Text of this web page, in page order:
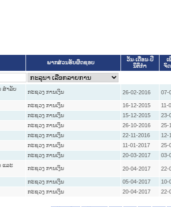
ພາກສ່ວນຮັບຜິດຊອບ
ວັນ-ເດືອນ-ປີ
ນິຕິກໍາ
ເ
ຈົ
ສຳລັບ
ກະຊວງ ການເງິນ 26-02-2016 07-
ກະຊວງ ການເງິນ 16-12-2015 11-
ກະຊວງ ການເງິນ 15-12-2015 23-
ກະຊວງ ການເງິນ 26-10-2016 25-
ກະຊວງ ການເງິນ 22-11-2016 12-
ກະຊວງ ການເງິນ 11-01-2017 25-
ກະຊວງ ການເງິນ 20-03-2017 03-
ແລະ
ກະຊວງ ການເງິນ 20-04-2017 22-
ກະຊວງ ການເງິນ 05-04-2017 10-
ກະຊວງ ການເງິນ 20-04-2017 22-